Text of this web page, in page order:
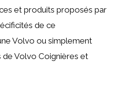
et produits proposés par
de ce
Volvo ou simplement
de Volvo Coignières et